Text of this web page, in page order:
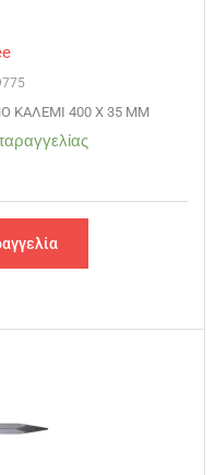
ΚΑΛΕΜΙ 400 Χ 35 MM